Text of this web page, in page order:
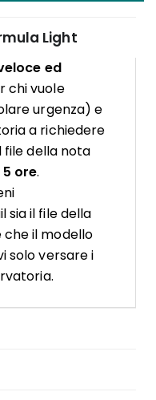
Light
ed
chi vuole
urgenza) e
a richiedere
file della nota
ore.
sia il file della
che il modello
solo versare i